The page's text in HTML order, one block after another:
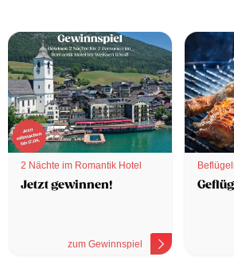
2 Nächte im Romantik Hotel
Jetzt gewinnen!
zum Gewinnspiel